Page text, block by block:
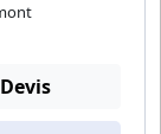
Devis